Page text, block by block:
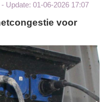
Update: 01-06-2026 17:07